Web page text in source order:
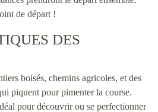
de départ !
DES
boisés, chemins agricoles, et des
piquent pour pimenter la course.
pour découvrir ou se perfectionner